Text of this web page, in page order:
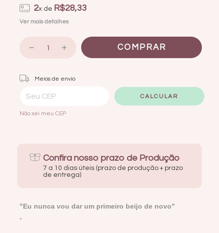
2x de R$28,33
Ver mais detalhes
Entregas para o CEP:
Meios de envio
CALCULAR
Não sei meu CEP
Confira nosso prazo de Produção
7 a 10 dias úteis (prazo de produção + prazo
de entrega)
"Eu nunca vou dar um primeiro beijo de novo"
-